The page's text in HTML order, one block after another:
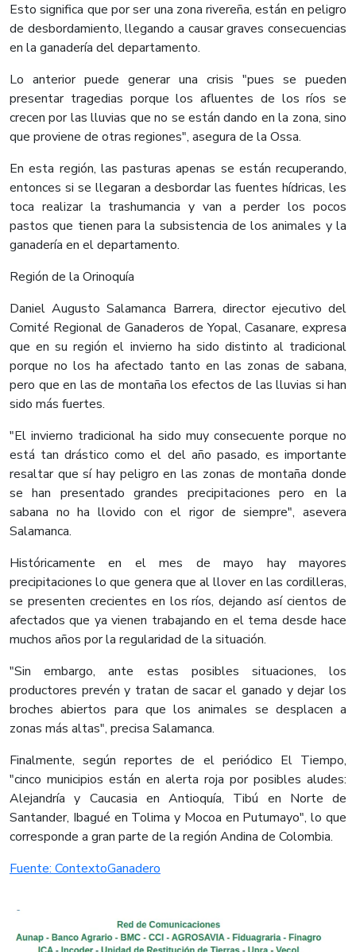
Esto significa que por ser una zona rivereña, están en peligro
de desbordamiento, llegando a causar graves consecuencias
en la ganadería del departamento.
Lo anterior puede generar una crisis "pues se pueden
presentar tragedias porque los afluentes de los ríos se
crecen por las lluvias que no se están dando en la zona, sino
que proviene de otras regiones", asegura de la Ossa.
En esta región, las pasturas apenas se están recuperando,
entonces si se llegaran a desbordar las fuentes hídricas, les
toca realizar la trashumancia y van a perder los pocos
pastos que tienen para la subsistencia de los animales y la
ganadería en el departamento.
Región de la Orinoquía
Daniel Augusto Salamanca Barrera, director ejecutivo del
Comité Regional de Ganaderos de Yopal, Casanare, expresa
que en su región el invierno ha sido distinto al tradicional
porque no los ha afectado tanto en las zonas de sabana,
pero que en las de montaña los efectos de las lluvias si han
sido más fuertes.
"El invierno tradicional ha sido muy consecuente porque no
está tan drástico como el del año pasado, es importante
resaltar que sí hay peligro en las zonas de montaña donde
se han presentado grandes precipitaciones pero en la
sabana no ha llovido con el rigor de siempre", asevera
Salamanca.
Históricamente en el mes de mayo hay mayores
precipitaciones lo que genera que al llover en las cordilleras,
se presenten crecientes en los ríos, dejando así cientos de
afectados que ya vienen trabajando en el tema desde hace
muchos años por la regularidad de la situación.
"Sin embargo, ante estas posibles situaciones, los
productores prevén y tratan de sacar el ganado y dejar los
broches abiertos para que los animales se desplacen a
zonas más altas", precisa Salamanca.
Finalmente, según reportes de el periódico El Tiempo,
"cinco municipios están en alerta roja por posibles aludes:
Alejandría y Caucasia en Antioquía, Tibú en Norte de
Santander, Ibagué en Tolima y Mocoa en Putumayo", lo que
corresponde a gran parte de la región Andina de Colombia.
Fuente: ContextoGanadero